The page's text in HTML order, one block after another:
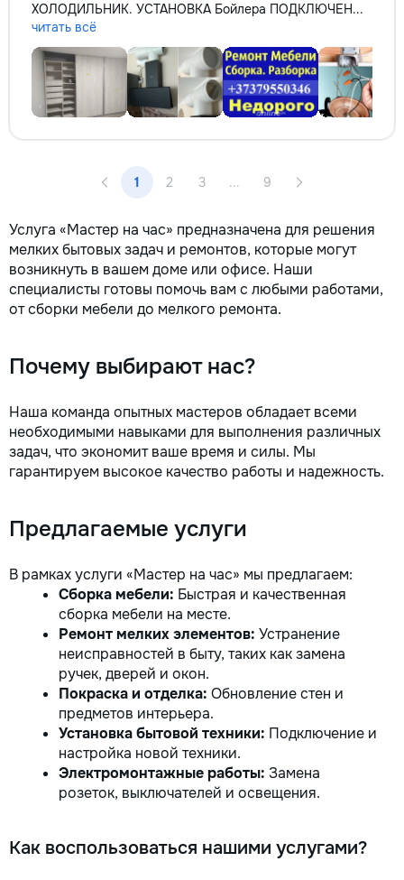
ХОЛОДИЛЬНИК. УСТАНОВКА Бойлера ПОДКЛЮЧЕН...
читать всё
1 2 3 ... 9
Услуга «Мастер на час» предназначена для решения
мелких бытовых задач и ремонтов, которые могут
возникнуть в вашем доме или офисе. Наши
специалисты готовы помочь вам с любыми работами,
от сборки мебели до мелкого ремонта.
Почему выбирают нас?
Наша команда опытных мастеров обладает всеми
необходимыми навыками для выполнения различных
задач, что экономит ваше время и силы. Мы
гарантируем высокое качество работы и надежность.
Предлагаемые услуги
В рамках услуги «Мастер на час» мы предлагаем:
Сборка мебели: Быстрая и качественная
сборка мебели на месте.
Ремонт мелких элементов: Устранение
неисправностей в быту, таких как замена
ручек, дверей и окон.
Покраска и отделка: Обновление стен и
предметов интерьера.
Установка бытовой техники: Подключение и
настройка новой техники.
Электромонтажные работы: Замена
розеток, выключателей и освещения.
Как воспользоваться нашими услугами?